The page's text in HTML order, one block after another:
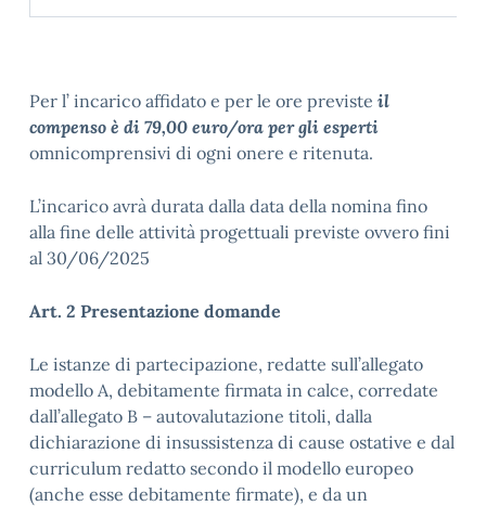
Per l’ incarico affidato e per le ore previste il
compenso è di 79,00 euro/ora per gli esperti
omnicomprensivi di ogni onere e ritenuta.
L’incarico avrà durata dalla data della nomina fino
alla fine delle attività progettuali previste ovvero fini
al 30/06/2025
Art. 2 Presentazione domande
Le istanze di partecipazione, redatte sull’allegato
modello A, debitamente firmata in calce, corredate
dall’allegato B – autovalutazione titoli, dalla
dichiarazione di insussistenza di cause ostative e dal
curriculum redatto secondo il modello europeo
(anche esse debitamente firmate), e da un